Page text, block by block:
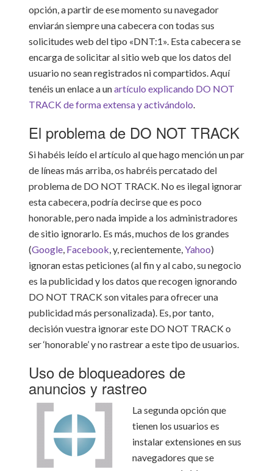
opción, a partir de ese momento su navegador
enviarán siempre una cabecera con todas sus
solicitudes web del tipo «DNT:1». Esta cabecera se
encarga de solicitar al sitio web que los datos del
usuario no sean registrados ni compartidos. Aquí
tenéis un enlace a unartículo explicando DO NOT
TRACK de forma extensa y activándolo.
El problema de DO NOT TRACK
Si habéis leído el artículo al que hago mención un par
de líneas más arriba, os habréis percatado del
problema de DO NOT TRACK. No es ilegal ignorar
esta cabecera, podría decirse que es poco
honorable, pero nada impide a los administradores
de sitio ignorarlo. Es más, muchos de los grandes
(Google, Facebook, y, recientemente,Yahoo)
ignoran estas peticiones (al fin y al cabo, su negocio
es la publicidad y los datos que recogen ignorando
DO NOT TRACK son vitales para ofrecer una
publicidad más personalizada). Es, por tanto,
decisión vuestra ignorar este DO NOT TRACK o
ser ‘honorable’ y no rastrear a este tipo de usuarios.
Uso de bloqueadores de
anuncios y rastreo
La segunda opción que
tienen los usuarios es
instalar extensiones en sus
navegadores que se